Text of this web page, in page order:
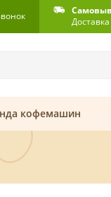
кофемашин